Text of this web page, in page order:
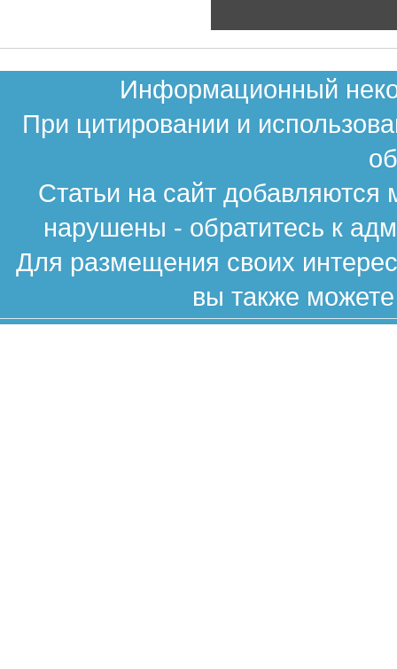
Информационный
При цитировании и
Статьи на сайт
нарушены - обратитесь к
Для размещения своих
вы также